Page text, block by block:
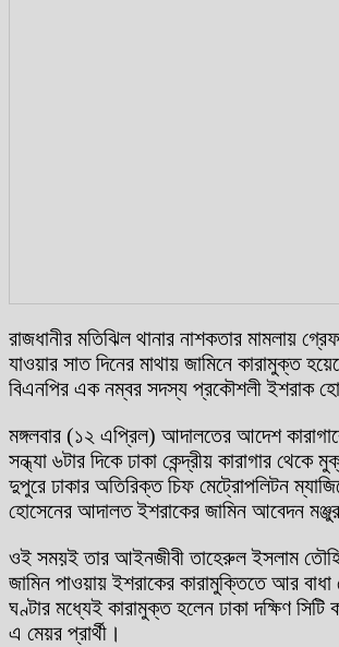
রাজধানীর মতিঝিল থানার নাশকতার মামলায়
যাওয়ার সাত দিনের মাথায় জামিনে কারামুক্ত
বিএনপির এক নম্বর সদস্য প্রকৌশলী ইশরাক
মঙ্গলবার (১২ এপ্রিল) আদালতের আদেশ
সন্ধ্যা ৬টার দিকে ঢাকা কেন্দ্রীয় কারাগার
দুপুরে ঢাকার অতিরিক্ত চিফ মেট্রোপলিটন
হোসেনের আদালত ইশরাকের জামিন আবেদন
ওই সময়ই তার আইনজীবী তাহেরুল ইসলাম
জামিন পাওয়ায় ইশরাকের কারামুক্তিতে আর
ঘণ্টার মধ্যেই কারামুক্ত হলেন ঢাকা দক্ষিণ
এ মেয়র প্রার্থী।